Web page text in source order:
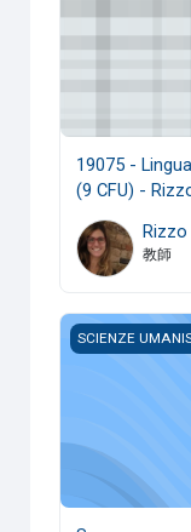
19075 -
(9 CFU) -
教師
SSCIENZE